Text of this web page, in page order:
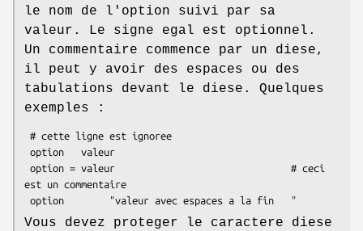
le nom de l'option suivi par sa
valeur. Le signe egal est optionnel.
Un commentaire commence par un diese,
il peut y avoir des espaces ou des
tabulations devant le diese. Quelques
exemples :
est un commentaire
Vous devez proteger le caractere diese